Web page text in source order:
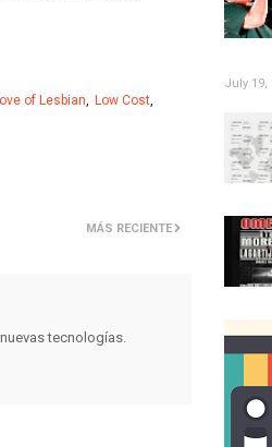
of Lesbian
Low Cost
MÁS RECIENTE
tecnologías.
July 19,